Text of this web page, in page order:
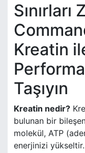
Sınırları
Kreatin
Taşıyın
Kreatin nedir?
bulunan bir
molekül, ATP
enerjinizi yükseltir.